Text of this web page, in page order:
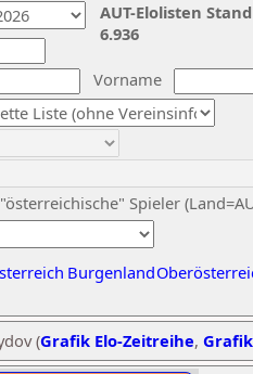
Vorname
Spieler
Burgenland
AUT-Elolisten
6.936
(Grafik Elo-Zeitreihe,